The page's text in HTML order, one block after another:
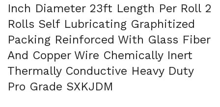
Inch Diameter 23ft Length Per Roll 2
Rolls Self Lubricating Graphitized
Packing Reinforced With Glass Fiber
And Copper Wire Chemically Inert
Thermally Conductive Heavy Duty
Pro Grade SXKJDM